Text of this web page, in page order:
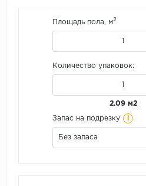
Площадь пола, м2
Количество упаковок:
2.09 м2
Запас на подрезку i
Без запаса